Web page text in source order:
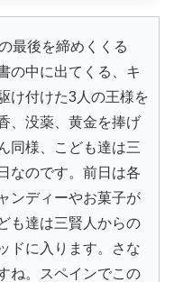
最後を締めくくる
の中に出てくる、キ
け付けた3人の王様を
、没薬、黄金を捧げ
同様、こども達は三
なのです。前日は各
ンディーやお菓子が
も達は三賢人からの
ドに入ります。さな
ね。スペインでこの